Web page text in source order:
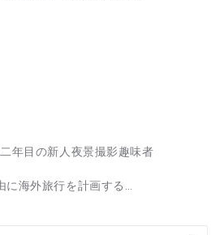
年目の新人夜景撮影趣味者
海外旅行を計画する…